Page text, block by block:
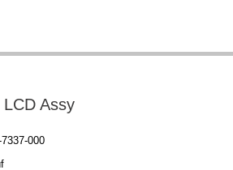
Assy
000